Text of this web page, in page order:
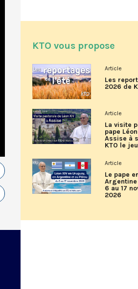
KTO vous propose
Article
Les
2026 de
Article
La visite
pape
Assise à
KTO le
Article
Le pape
Argentine
6 au 17
2026